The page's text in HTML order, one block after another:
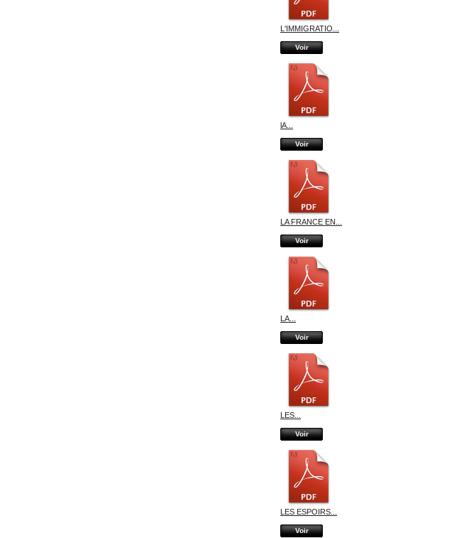
L'IMMIGRATIO...
Voir
lA...
Voir
LA FRANCE EN...
Voir
LA...
Voir
LES...
Voir
LES ESPOIRS...
Voir